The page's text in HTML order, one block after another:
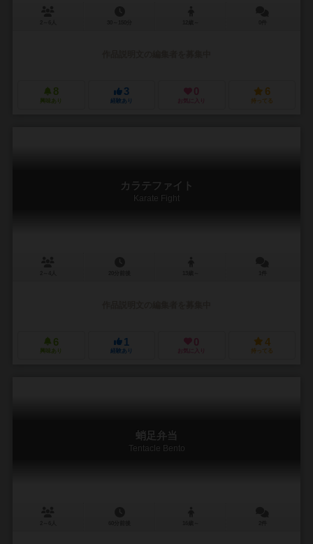
8
興味あり
3
経験あり
0
お気に入り
6
持ってる
カラテファイト
Karate Fight
6
興味あり
1
経験あり
0
お気に入り
4
持ってる
蛸足弁当
Tentacle Bento